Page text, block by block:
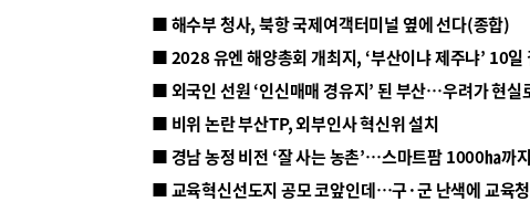
■ 해수부 청사, 북항 국제여객터미널 옆에 선다(종합)
■ 2028 유엔 해양총회 개최지, ‘부산이냐 제주냐’ 10일
■ 외국인 선원 ‘인신매매 경유지’ 된 부산…우려가 현실
■ 비위 논란 부산TP, 외부인사 혁신위 설치